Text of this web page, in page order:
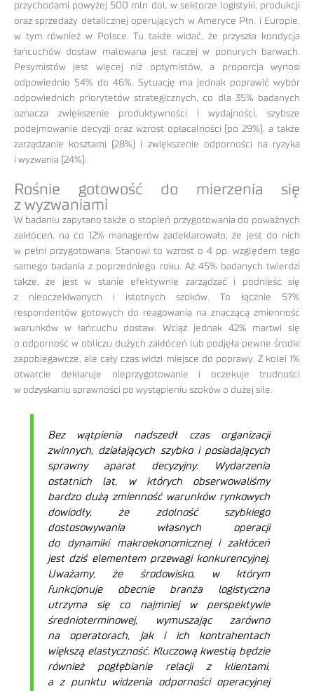
przychodami powyżej 500 mln dol. w sektorze logistyki, produkcji
oraz sprzedaży detalicznej operujących w Ameryce Płn. i Europie,
w tym również w Polsce. Tu także widać, że przyszła kondycja
łańcuchów dostaw malowana jest raczej w ponurych barwach.
Pesymistów jest więcej niż optymistów, a proporcja wynosi
odpowiednio 54% do 46%. Sytuację ma jednak poprawić wybór
odpowiednich priorytetów strategicznych, co dla 35% badanych
oznacza zwiększenie produktywności i wydajności, szybsze
podejmowanie decyzji oraz wzrost opłacalności (po 29%), a także
zarządzanie kosztami (28%) i zwiększenie odporności na ryzyka
i wyzwania (24%).
Rośnie gotowość do mierzenia się
z wyzwaniami
W badaniu zapytano także o stopień przygotowania do poważnych
zakłóceń, na co 12% managerów zadeklarowało, że jest do nich
w pełni przygotowana. Stanowi to wzrost o 4 pp. względem tego
samego badania z poprzedniego roku. Aż 45% badanych twierdzi
także, że jest w stanie efektywnie zarządzać i podnieść się
z nieoczekiwanych i istotnych szoków. To łącznie 57%
respondentów gotowych do reagowania na znaczącą zmienność
warunków w łańcuchu dostaw. Wciąż jednak 42% martwi się
o odporność w obliczu dużych zakłóceń lub podjęła pewne środki
zapobiegawcze, ale cały czas widzi miejsce do poprawy. Z kolei 1%
otwarcie deklaruje nieprzygotowanie i oczekuje trudności
w odzyskaniu sprawności po wystąpieniu szoków o dużej sile.
Bez wątpienia nadszedł czas organizacji
zwinnych, działających szybko i posiadających
sprawny aparat decyzyjny. Wydarzenia
ostatnich lat, w których obserwowaliśmy
bardzo dużą zmienność warunków rynkowych
dowiodły, że zdolność szybkiego
dostosowywania własnych operacji
do dynamiki makroekonomicznej i zakłóceń
jest dziś elementem przewagi konkurencyjnej.
Uważamy, że środowisko, w którym
funkcjonuje obecnie branża logistyczna
utrzyma się co najmniej w perspektywie
średnioterminowej, wymuszając zarówno
na operatorach, jak i ich kontrahentach
większą elastyczność. Kluczową kwestią będzie
również pogłębianie relacji z klientami,
a z punktu widzenia odporności operacyjnej